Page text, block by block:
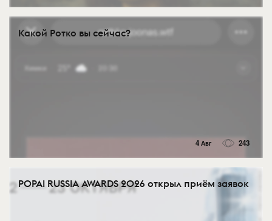
Какой Ротко вы сейчас?
4 Авг 243
POPAI RUSSIA AWARDS 2026 открыл приём заявок